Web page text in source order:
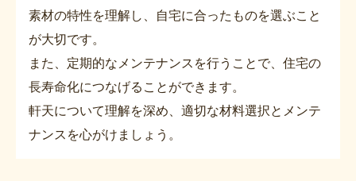
素材の特性を理解し、自宅に合ったものを選ぶこと
が大切です。
また、定期的なメンテナンスを行うことで、住宅の
長寿命化につなげることができます。
軒天について理解を深め、適切な材料選択とメンテ
ナンスを心がけましょう。